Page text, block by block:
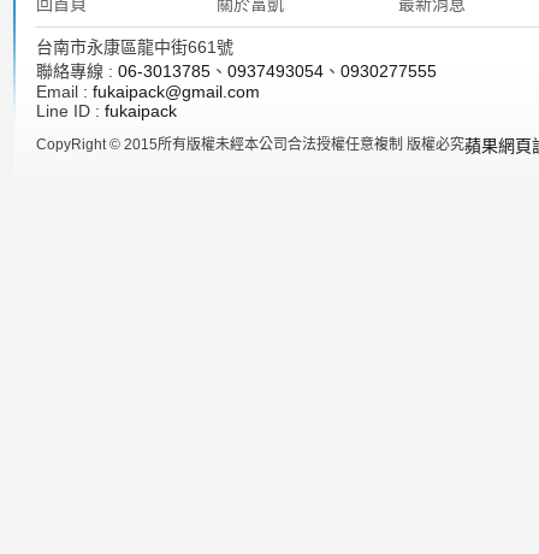
台南市永康區龍中街661號
聯絡專線 : 06-3013785 、 0937493054 、 0930277555
Email : fukaipack@gmail.com
Line ID : fukaipack
CopyRight © 2015所有版權未經本公司合法授權任意複制 版權必究蘋果網頁